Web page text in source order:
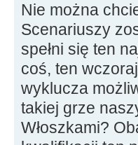
Nie można
Scenariuszy
spełni się ten
coś, ten
wyklucza
takiej grze
Włoszkami?